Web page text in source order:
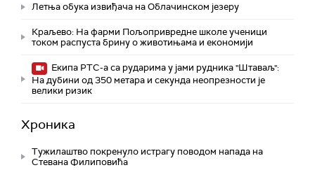
Летња обука извиђача на Облачинском језеру
Краљево: На фарми Пољопривредне школе ученици
током распуста брину о животињама и економији
Екипа РТС-а са рударима у јами рудника "Штаваљ":
На дубини од 350 метара и секунда неопрезности је
велики ризик
Хроника
Тужилаштво покренуло истрагу поводом напада на
Стевана Филиповића